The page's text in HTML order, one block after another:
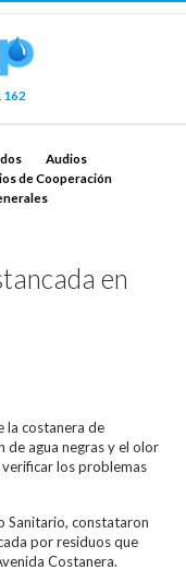
162
Audios
de Cooperación
en
la costanera de
de agua negras y el olor
los problemas
Sanitario, constataron
por residuos que
Costanera.